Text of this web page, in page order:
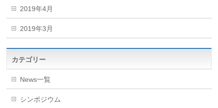
2019年4月
2019年3月
カテゴリー
News一覧
シンポジウム